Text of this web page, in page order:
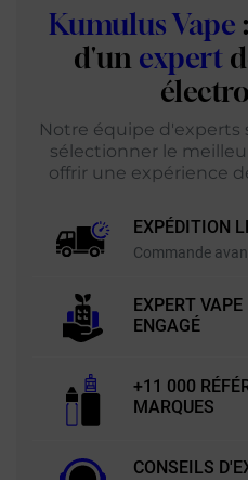
Kumulus Vape
d'un expert
Notre équipe d'experts
sélectionner le
offrir une expérience
EXPÉDITION
Commande
EXPERT
ENGAGÉ
+11 000
MARQUES
CONSEILS